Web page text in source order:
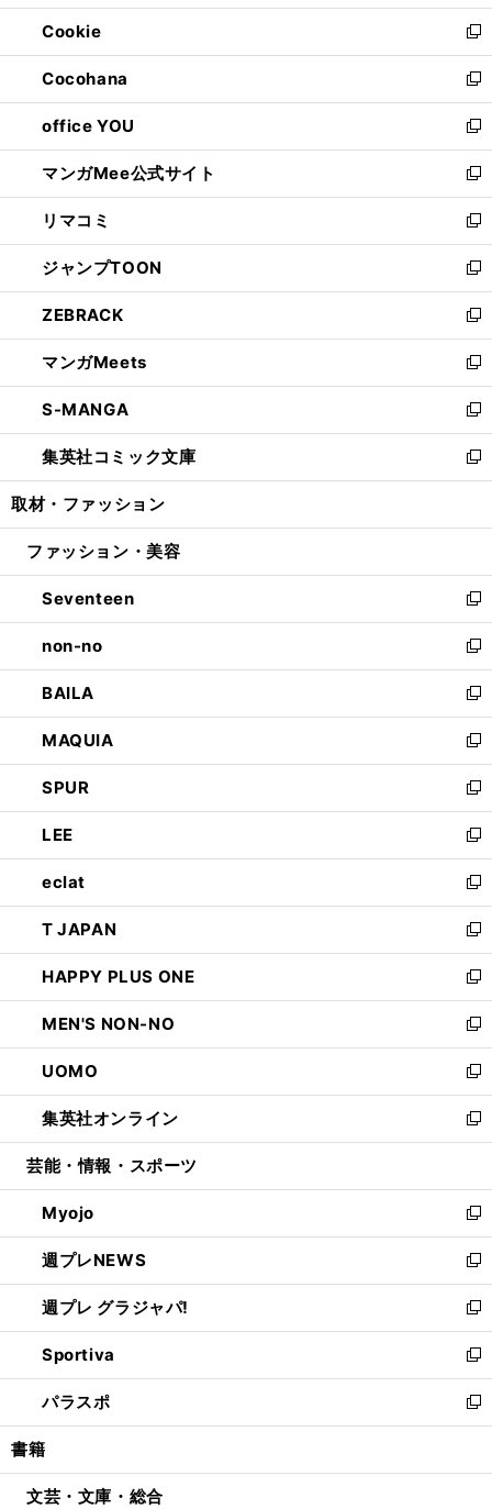
開
く
ウ
で
開
く
ン
ド
ウ
で
開
く
ウ
ィ
ン
ド
ウ
で
開
く
Cookie
新
し
い
ウ
ィ
ン
ド
ウ
で
開
く
Cocohana
新
し
い
ウ
ィ
ン
ド
ウ
で
開
く
office YOU
新
し
い
ウ
ィ
ン
ド
ウ
で
開
く
マンガMee公式サイト
新
し
い
ウ
ィ
ン
ド
ウ
で
開
く
リマコミ
新
し
い
ウ
ィ
ン
ド
ウ
で
開
く
ジャンプTOON
新
し
い
ウ
ィ
ン
ド
ウ
で
開
ZEBRACK
新
し
い
ウ
ィ
ン
ド
ウ
開
マンガMeets
新
し
い
ウ
ィ
ン
ウ
開
く
S-MANGA
新
し
い
ウ
ン
ウ
で
開
く
集英社コミック文庫
新
し
ウ
ン
ド
ウ
で
開
く
取材・ファッション
ファッション・美容
Seventeen
新
し
い
ウ
ィ
ン
ド
ウ
で
開
く
non-no
新
し
い
ウ
ィ
ン
ド
ウ
で
開
く
BAILA
新
し
い
ウ
ィ
ン
ド
ウ
で
開
く
MAQUIA
新
し
い
ウ
ィ
ン
ド
ウ
で
開
く
SPUR
新
し
い
ウ
ィ
ン
ド
ウ
で
開
く
LEE
新
し
い
ウ
ィ
ン
ド
ウ
で
開
く
eclat
新
し
い
ウ
ィ
ン
ド
ウ
で
開
く
T JAPAN
新
し
い
ウ
ィ
ン
ド
ウ
で
開
HAPPY PLUS ONE
新
し
い
ウ
ィ
ン
ド
ウ
開
く
MEN'S NON-NO
新
し
い
ウ
ィ
ン
ウ
で
開
く
UOMO
新
し
い
ウ
ン
ド
ウ
で
開
く
集英社オンライン
新
し
ウ
ィ
ン
ド
ウ
で
開
く
芸能・情報・スポーツ
Myojo
新
し
い
ウ
ィ
ン
ド
ウ
で
開
週プレNEWS
新
し
い
ウ
ィ
ン
ド
ウ
開
週プレ グラジャパ!
新
し
い
ウ
ィ
ン
ウ
Sportiva
新
し
い
ウ
ン
パラスポ
新
し
ウ
書籍
文芸・文庫・総合